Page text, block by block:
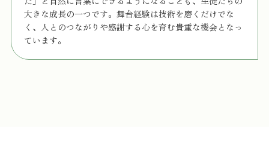
大きな成長の一つです。舞台経験は技術を磨くだけでな
く、人とのつながりや感謝する心を育む貴重な機会となっ
ています。